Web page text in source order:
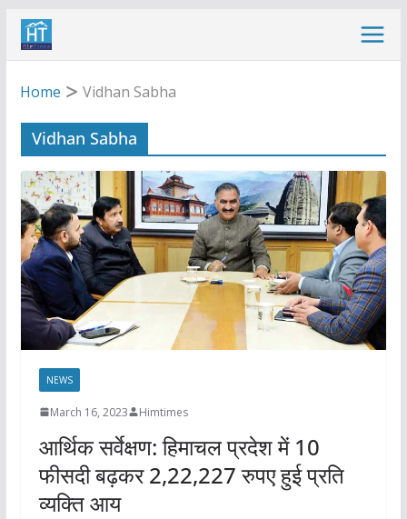
Skip
Home
Vidhan Sabha
Vidhan Sabha
NEWS
March 16, 2023 Himtimes
आर्थिक सर्वेक्षण: हिमाचल प्रदेश में 10
फीसदी बढ़कर 2,22,227 रुपए हुई प्रति
व्यक्ति आय